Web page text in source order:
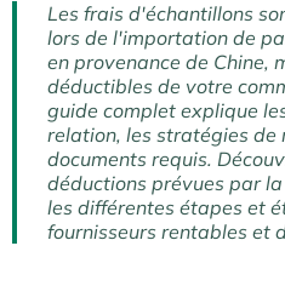
Les frais d'échantillons
lors de l'importation de
en provenance de Chine,
déductibles de votre
guide complet explique
relation, les stratégies de
documents requis.
déductions prévues par
les différentes étapes et
fournisseurs rentables et